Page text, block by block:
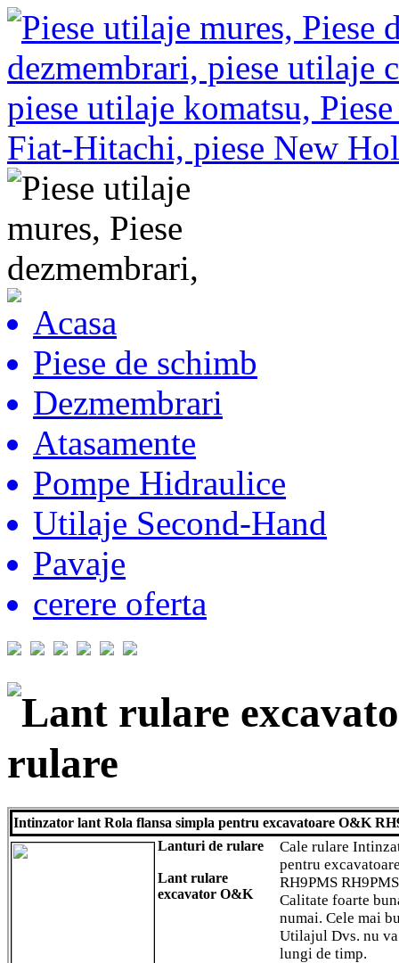
Acasa
Piese de schimb
Dezmembrari
Atasamente
Pompe Hidraulice
Utilaje Second-Hand
Pavaje
cerere oferta
Lant rulare
rulare
Intinzator lant Rola flansa simpla pentru excavatoare O&K
Lanturi de rulare
Lant rulare
excavator O&K
Cale rulare
pentru
RH9PMS
Calitate foarte
numai. Cele mai
Utilajul Dvs. nu
lungi de timp.